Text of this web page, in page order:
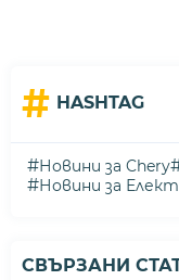
# HASHTAG
#Новини за Chery
#Новини за
СВЪРЗАНИ